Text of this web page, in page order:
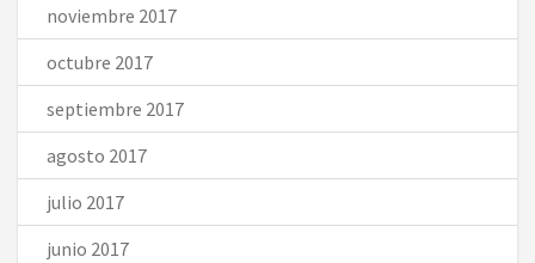
noviembre 2017
octubre 2017
septiembre 2017
agosto 2017
julio 2017
junio 2017